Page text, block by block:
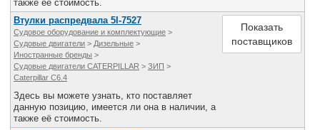
также её стоимость.
Втулки распредвала 5I-7527
Судовое оборудование и комплектующие >
Судовые двигатели > Дизельные >
Иностранные бренды >
Судовые двигатели CATERPILLAR > ЗИП >
Caterpillar C6.4
Здесь вы можете узнать, кто поставляет
данную позицию, имеется ли она в наличии, а
также её стоимость.
Показать
поставщиков